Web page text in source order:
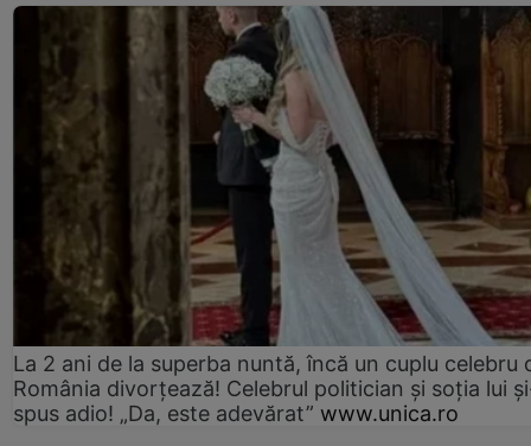
La 2 ani de la superba nuntă, încă un cuplu celebru
România divorțează! Celebrul politician și soția lui
spus adio! „Da, este adevărat” www.unica.ro